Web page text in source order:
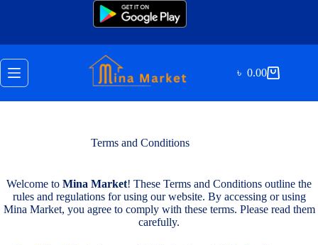
Shopping
৳ 0.00
Terms and Conditions
Welcome to Mina Market! These Terms and Conditions outline the
rules and regulations for using our website. By accessing or using
Mina Market, you agree to comply with these terms. Please read them
carefully.